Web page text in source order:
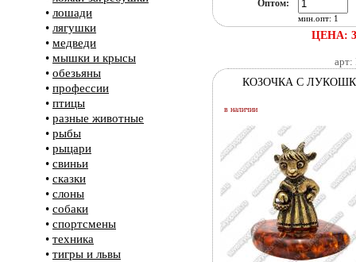
• лошади
• лягушки
• медведи
• мышки и крысы
• обезьяны
• профессии
• птицы
• разные животные
• рыбы
• рыцари
• свиньи
• сказки
• слоны
• собаки
• спортсмены
• техника
• тигры и львы
ЦЕНА:
Оптом:
мин.опт: 1
арт:
КОЗОЧКА С
в наличии